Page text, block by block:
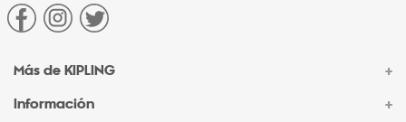
Más de KIPLING +
Acerca de Kipling
Información +